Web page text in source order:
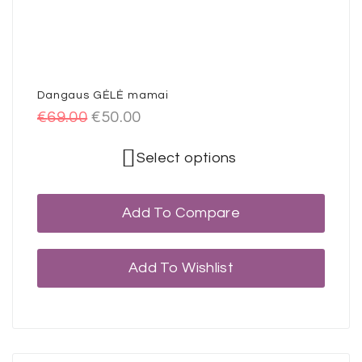
Dangaus GĖLĖ mamai
€69.00 €50.00
Select options
Add To Compare
Add To Wishlist